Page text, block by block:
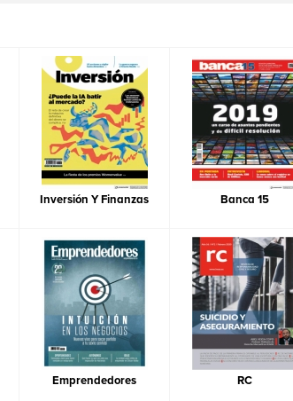
Inversión Y Finanzas Banca 15
Emprendedores RC